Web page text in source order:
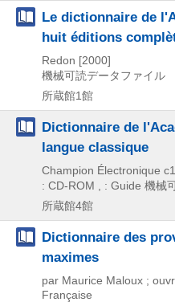
Le dictionnaire de
huit éditions
Redon [2000]
機械可読データファイル
所蔵館1館
Dictionnaire de
langue classique
Champion Électronique
: CD-ROM , : Guide 機械
所蔵館4館
Dictionnaire des
maximes
par Maurice Maloux ;
Française